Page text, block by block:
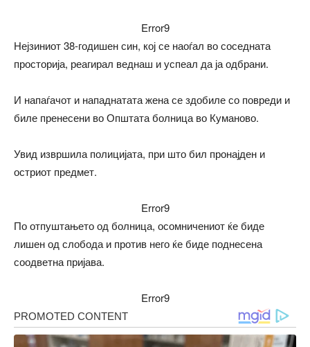
Error9
Нејзиниот 38-годишен син, кој се наоѓал во соседната
просторија, реагирал веднаш и успеал да ја одбрани.
И напаѓачот и нападнатата жена се здобиле со повреди и
биле пренесени во Општата болница во Куманово.
Увид извршила полицијата, при што бил пронајден и
остриот предмет.
Error9
По отпуштањето од болница, осомничениот ќе биде
лишен од слобода и против него ќе биде поднесена
соодветна пријава.
Error9